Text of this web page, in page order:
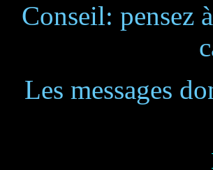
Conseil: pensez
Les messages